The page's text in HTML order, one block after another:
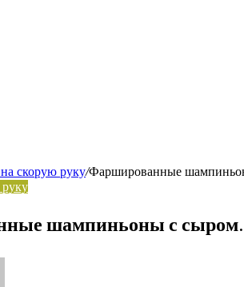
скорую руку/Фаршированные
шампиньоны с сыром.